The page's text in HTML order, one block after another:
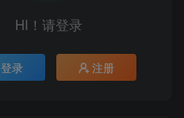
HI！请登录
登录 注册